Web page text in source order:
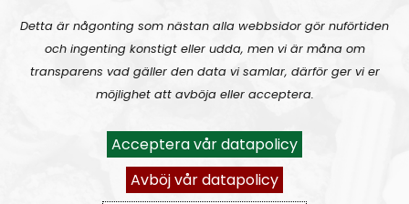
Detta är någonting som nästan alla webbsidor gör nuförtiden
och ingenting konstigt eller udda, men vi är måna om
transparens vad gäller den data vi samlar, därför ger vi er
möjlighet att avböja eller acceptera.
Acceptera vår datapolicy
Avböj vår datapolicy